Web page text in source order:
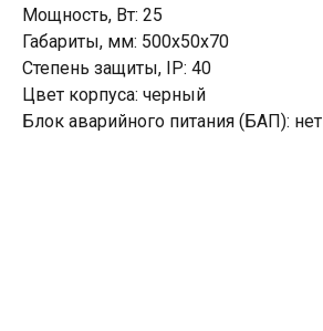
Мощность, Вт: 25
Габариты, мм: 500х50х70
Степень защиты, IP: 40
Цвет корпуса: черный
Блок аварийного питания (БАП): нет